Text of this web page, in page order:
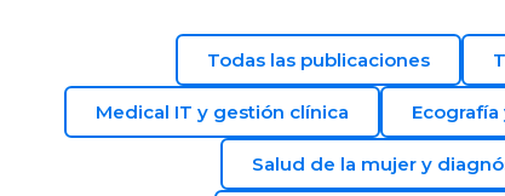
Todas las publicaciones
Medical IT y gestión clínica
Salud de la mujer y